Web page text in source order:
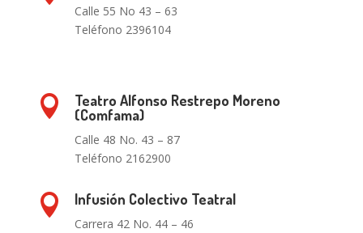
Calle 55 No 43 – 63
Teléfono 2396104

Teatro Alfonso Restrepo Moreno
(Comfama)
Calle 48 No. 43 – 87
Teléfono 2162900
 Infusión Colectivo Teatral
Carrera 42 No. 44 – 46